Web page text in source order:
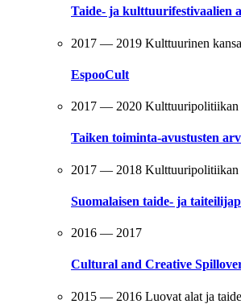
Taide- ja kulttuurifestivaalien
2017 — 2019 Kulttuurinen
EspooCult
2017 — 2020 Kulttuuripolitiikan
Taiken toiminta-avustusten
2017 — 2018 Kulttuuripolitiikan
Suomalaisen taide- ja
2016 — 2017
Cultural and Creative
2015 — 2016 Luovat alat ja taide